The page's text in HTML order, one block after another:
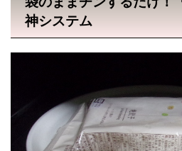
神システム